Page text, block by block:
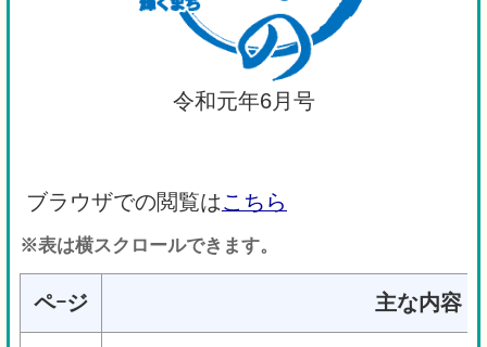
令和元年6月号
ブラウザでの閲覧はこちら
※表は横スクロールできます。
ペｰジ 主な内容